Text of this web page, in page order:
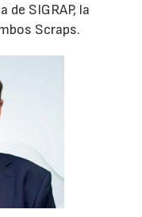
SIGRAP, la
Scraps.